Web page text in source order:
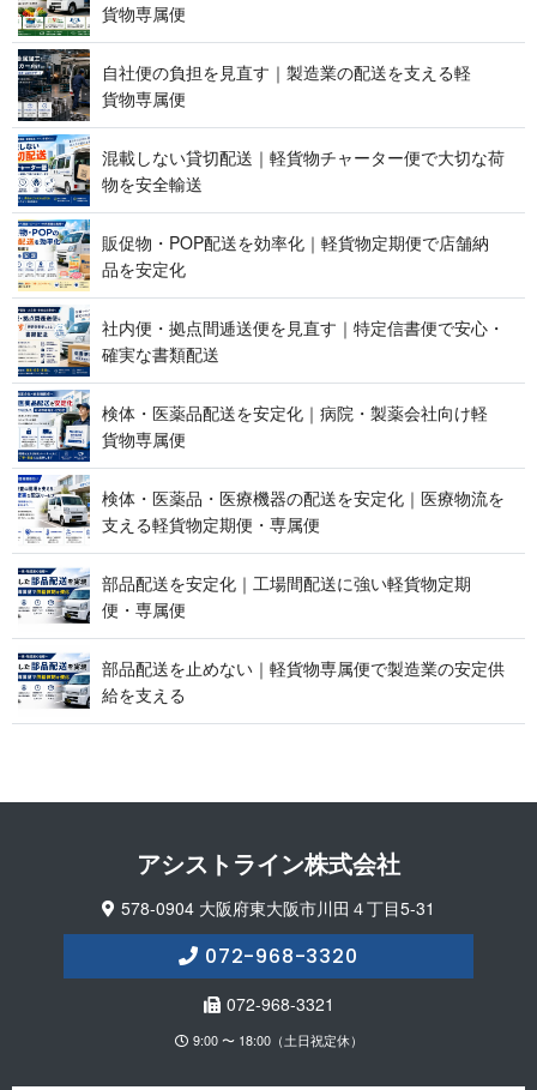
貨 物 専 属 便
自社便の負担を見直す｜製造業の配送を支える軽
貨 物 専 属 便
混載しない貸切配送｜軽貨物チャーター便で大切な荷
物を 安 全 輸 送
販促物・POP配送を効率化｜軽貨物定期便で店舗納
品 を 安 定 化
社内便・拠点間逓送便を見直す｜特定信書便で安心・
確実な 書 類 配 送
検体・医薬品配送を安定化｜病院・製薬会社向け軽
貨 物 専 属 便
検体・医薬品・医療機器の配送を安定化｜医療物流を
支える軽貨物定期便 ・ 専 属 便
部品配送を安定化｜工場間配送に強い軽貨物定期
便 ・ 専 属 便
部品配送を止めない｜軽貨物専属便で製造業の安定供
給 を 支 え る
アシストライン 株 式 会 社
578-0904 大阪府東大阪市川田４丁目5-31
072-968-3320
072-968-3321
9:00 〜 18:00（土日祝定休）